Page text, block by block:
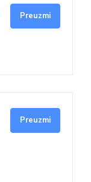
Preuzmi
Preuzmi